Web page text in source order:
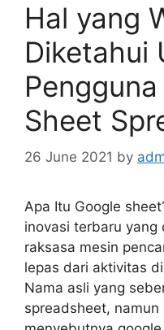
Hal yang
Diketahui
Sheet
26 June 2021 by
Apa Itu Google
inovasi terbaru yang
raksasa mesin
lepas dari aktivitas
Nama asli yang
spreadsheet,